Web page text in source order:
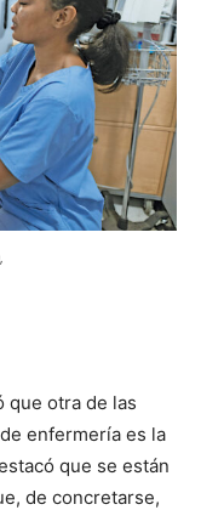
que otra de las
enfermería es la
que se están
de concretarse,